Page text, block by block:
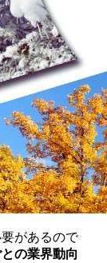
があるので
の業界動向